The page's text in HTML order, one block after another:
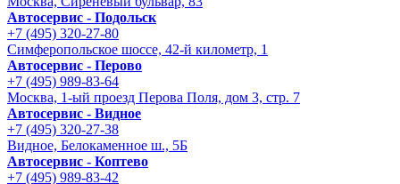
Автосервис - Подольск
+7 (495) 320-27-80
Симферопольское шоссе, 42-й километр, 1
Автосервис - Перово
+7 (495) 989-83-64
Москва, 1-ый проезд Перова Поля, дом 3, стр. 7
Автосервис - Видное
+7 (495) 320-27-38
Видное, Белокаменное ш., 5Б
Автосервис - Коптево
+7 (495) 989-83-42